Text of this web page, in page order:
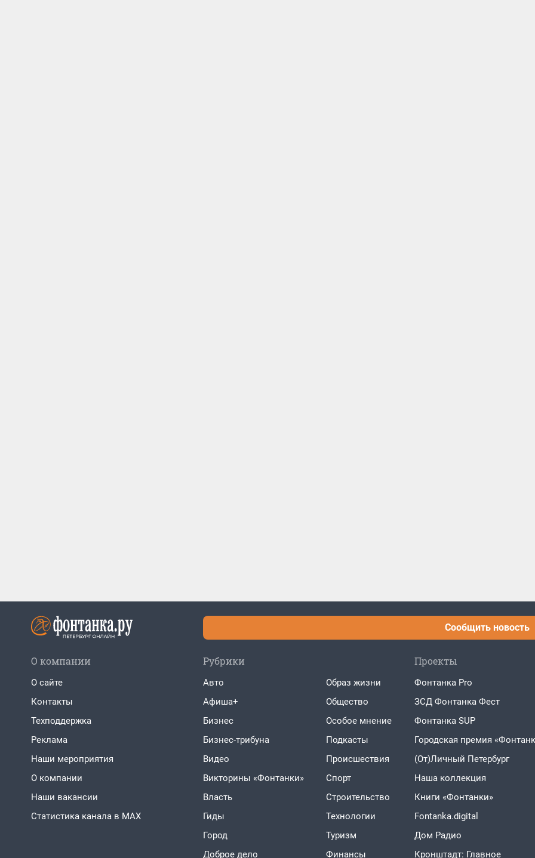
Сообщить новость
О компании
О сайте
Контакты
Техподдержка
Реклама
Наши мероприятия
О компании
Наши вакансии
Статистика канала в MAX
Рубрики
Авто
Афиша+
Бизнес
Бизнес-трибуна
Видео
Викторины «Фонтанки»
Власть
Гиды
Город
Доброе дело
Образ жизни
Общество
Особое мнение
Подкасты
Проиcшествия
Спорт
Строительство
Технологии
Туризм
Финансы
Проекты
Фонтанка Pro
ЗСД Фонтанка Фест
Фонтанка SUP
Городская премия
(От)Личный Петербург
Наша коллекция
Книги «Фонтанки»
Fontanka.digital
Дом Радио
Кронштадт: Главное